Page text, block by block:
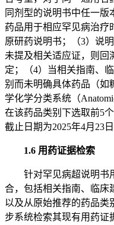
同剂型的说明书中任一
药品用于相应罕见病治疗
原研药说明书；（3）说
未提及相关适应证，则回
定；（4）当相关指南、
别而未明确具体药品（如
学化学分类系统（
在该药品类别下选取前5
截止日期为2025年4月23日
1.6 用药证据检索
针对罕见病超说明书
合，包括相关指南、临床
以及从原始推荐的药品类
步系统检索其现有用药证